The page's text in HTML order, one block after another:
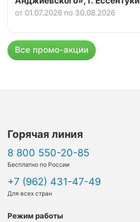
от 01.07.2026 по 30.08.2026
Все промо-акции
Горячая линия
8 800 550-20-85
Бесплатно по России
+7 (962) 431-47-49
Для всех стран
Режим работы